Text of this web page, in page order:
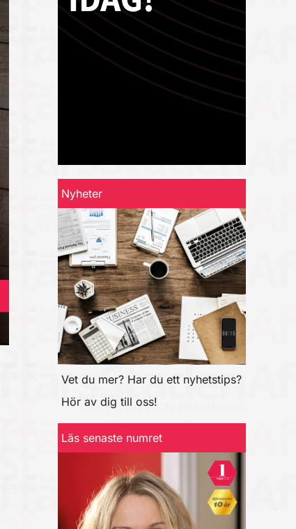
Nyheter
Vet du mer? Har du ett nyhetstips?
Hör av dig till oss!
Läs senaste numret